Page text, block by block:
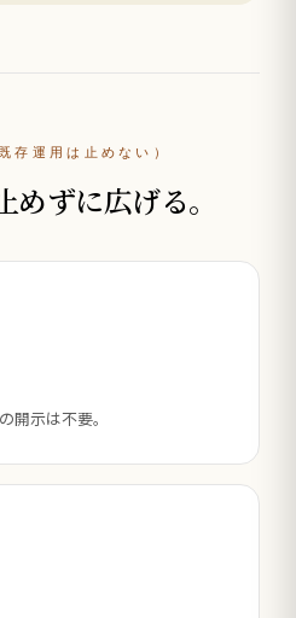
存運用は止めない）
ずに広げる。
開示は不要。